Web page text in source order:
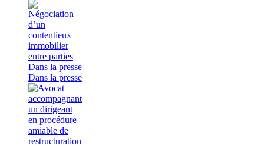
Dans la presse
Dans la presse